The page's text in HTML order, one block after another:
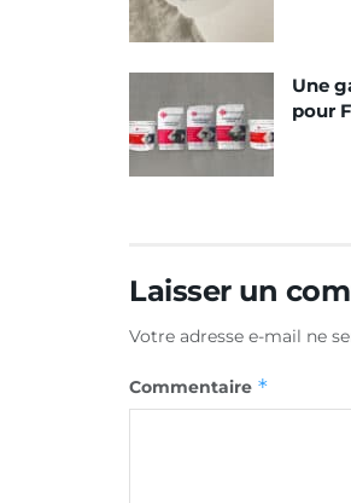
Une
pour
Laisser un
Votre adresse e-mail ne
Commentaire *